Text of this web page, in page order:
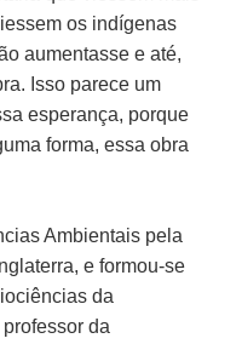
os indígenas
aumentasse e até,
Isso parece um
esperança, porque
forma, essa obra
Ambientais pela
e formou-se
da
da